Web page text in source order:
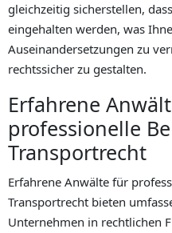
gleichzeitig sicherstellen,
eingehalten werden, was
Auseinandersetzungen zu
rechtssicher zu gestalten.
Erfahrene
professionelle
Transportrecht
Erfahrene Anwälte für
Transportrecht bieten
Unternehmen in rechtlichen